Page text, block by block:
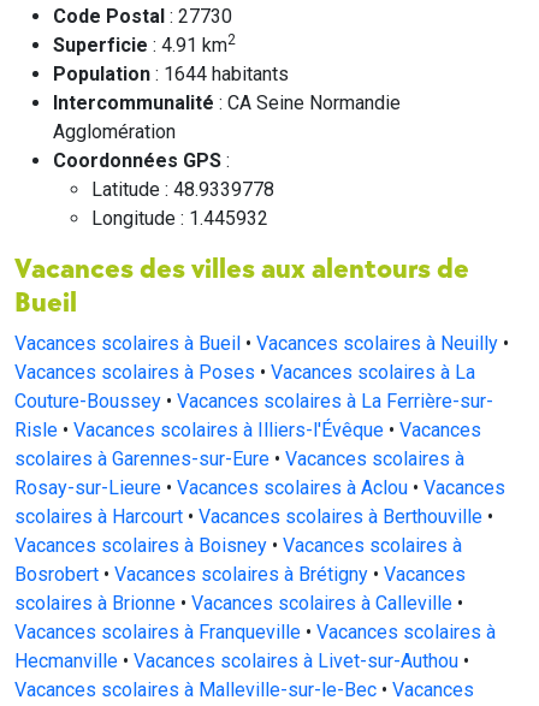
Code Postal : 27730
Superficie : 4.91 km2
Population : 1644 habitants
Intercommunalité : CA Seine Normandie
Agglomération
Coordonnées GPS :
Latitude : 48.9339778
Longitude : 1.445932
Vacances des villes aux alentours de
Bueil
Vacances scolaires à Bueil • Vacances scolaires à Neuilly •
Vacances scolaires à Poses • Vacances scolaires à La
Couture-Boussey • Vacances scolaires à La Ferrière-sur-
Risle • Vacances scolaires à Illiers-l'Évêque • Vacances
scolaires à Garennes-sur-Eure • Vacances scolaires à
Rosay-sur-Lieure • Vacances scolaires à Aclou • Vacances
scolaires à Harcourt • Vacances scolaires à Berthouville •
Vacances scolaires à Boisney • Vacances scolaires à
Bosrobert • Vacances scolaires à Brétigny • Vacances
scolaires à Brionne • Vacances scolaires à Calleville •
Vacances scolaires à Franqueville • Vacances scolaires à
Hecmanville • Vacances scolaires à Livet-sur-Authou •
Vacances scolaires à Malleville-sur-le-Bec • Vacances